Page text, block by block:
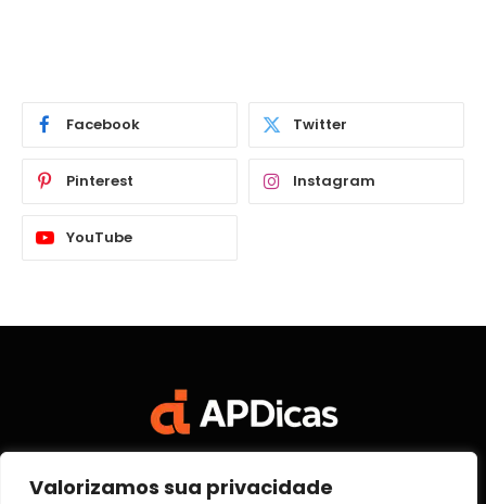
Valorizamos sua privacidade
Facebook Twitter
Pinterest Instagram
YouTube